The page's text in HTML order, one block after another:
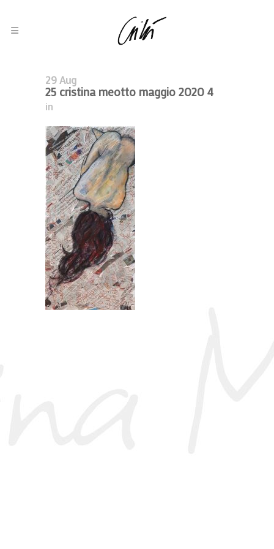
Elena Lucrezia Cornaro Piscopia
2022, In Evidenza, Olio Su Tela
29 Aug
25 cristina meotto maggio 2020 4
in